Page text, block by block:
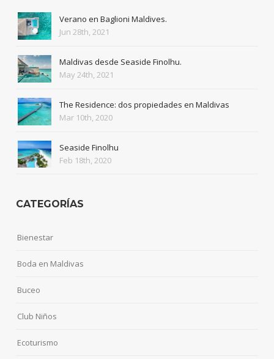
Verano en Baglioni Maldives.
Jun 28th, 2021
Maldivas desde Seaside Finolhu.
May 24th, 2021
The Residence: dos propiedades en Maldivas
Mar 10th, 2020
Seaside Finolhu
Feb 18th, 2020
CATEGORÍAS
Bienestar
Boda en Maldivas
Buceo
Club Niños
Ecoturismo